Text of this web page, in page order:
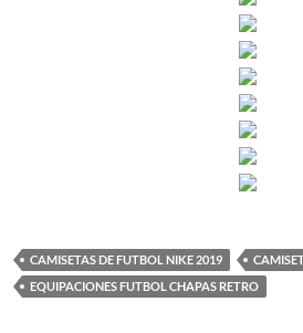
CAMISETAS DE FUTBOL NIKE 2019
EQUIPACIONES FUTBOL CHAPAS RETRO